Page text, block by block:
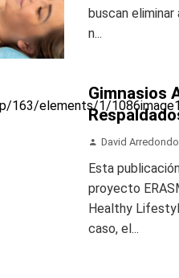
buscan
n...
Gimnasios
David Arredondo
Esta
proyecto
Healthy
caso, el...